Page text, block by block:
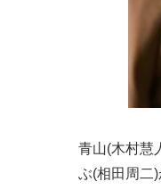
青山(木村慧
ぶ(相田周二